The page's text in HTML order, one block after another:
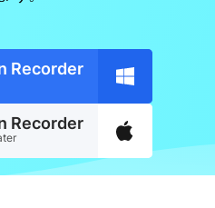
Recorder
Recorder